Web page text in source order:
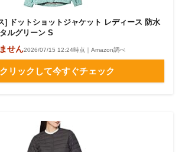
] ドットショットジャケット レディース 防水
ルグリーン S
せん2026/07/15 12:24時点｜Amazon調べ
リックして今すぐチェック